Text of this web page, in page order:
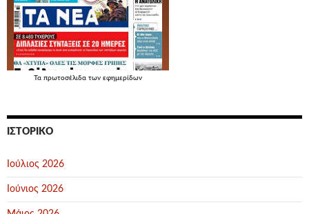
Τα πρωτοσέλιδα των εφημερίδων
ΙΣΤΟΡΙΚΌ
Ιούλιος 2026
Ιούνιος 2026